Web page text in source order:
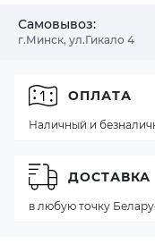
Самовывоз:
г.Минск, ул.Гикало 4
ОПЛАТА
Наличный и
ДОСТАВКА
в любую точку